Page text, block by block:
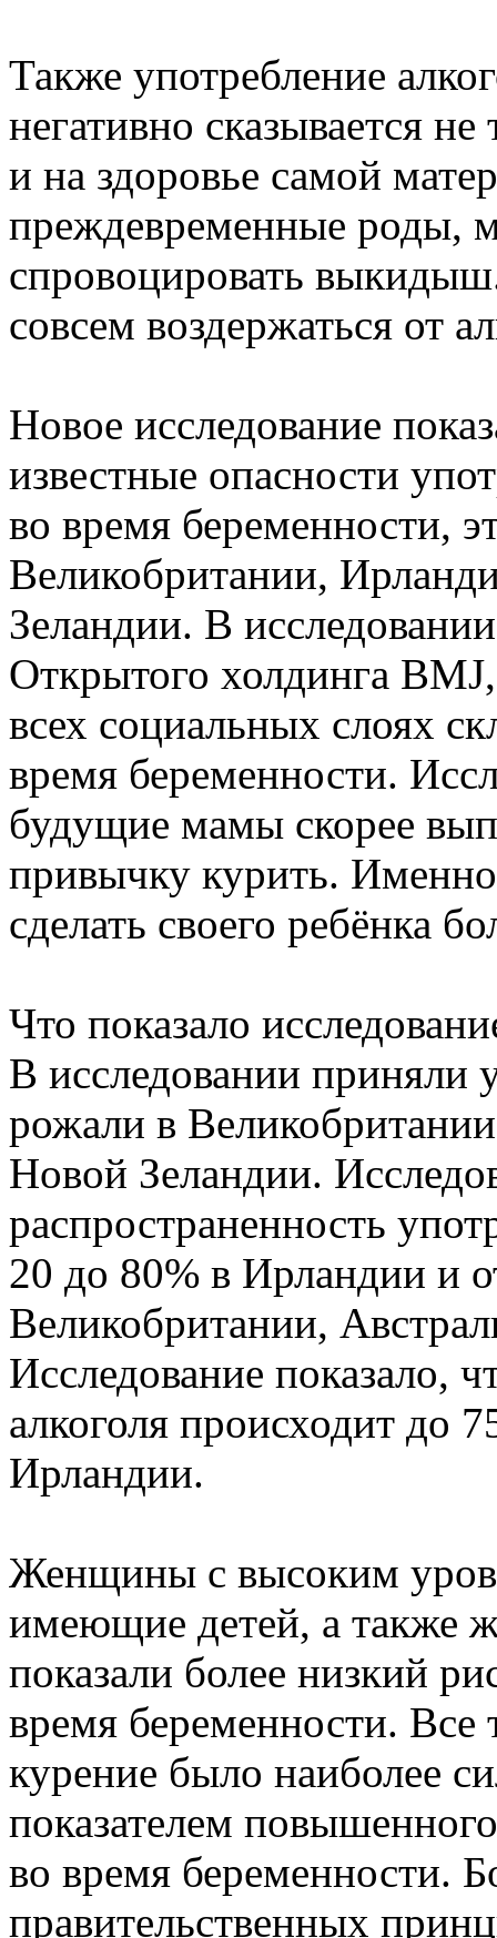
Также употребление
негативно сказывается
и на здоровье самой
преждевременные роды,
спровоцировать
совсем воздержаться от
Новое исследование
известные опасности
во время беременности,
Великобритании,
Зеландии. В
Открытого холдинга
всех социальных слоях
время беременности.
будущие мамы скорее
привычку курить.
сделать своего ребёнка
Что показало
В исследовании приняли
рожали в
Новой Зеландии.
распространенность
20 до 80% в Ирландии и
Великобритании,
Исследование показало,
алкоголя происходит до
Ирландии.
Женщины с высоким
имеющие детей, а также
показали более низкий
время беременности. Все
курение было наиболее
показателем
во время беременности.
правительственных